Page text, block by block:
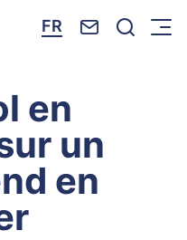
FR Nous Je
Menu
en
un
en